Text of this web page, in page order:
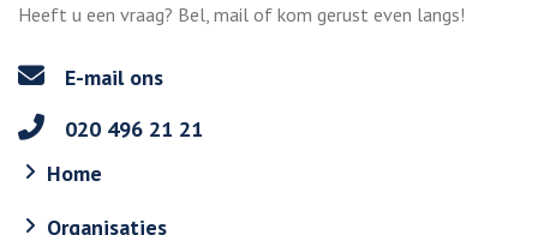
Heeft u een vraag? Bel, mail of kom gerust even langs!
E-mail ons
020 496 21 21
Home
Organisaties